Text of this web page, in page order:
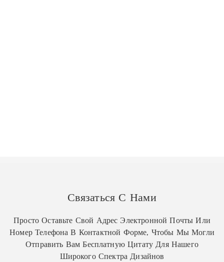
Связаться С Нами
Просто Оставьте Свой Адрес Электронной Почты Или
Номер Телефона В Контактной Форме, Чтобы Мы Могли
Отправить Вам Бесплатную Цитату Для Нашего
Широкого Спектра Дизайнов